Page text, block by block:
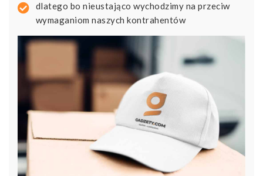
dlatego bo nieustająco wychodzimy na przeciw
wymaganiom naszych kontrahentów